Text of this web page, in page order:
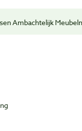
Ambachtelijk